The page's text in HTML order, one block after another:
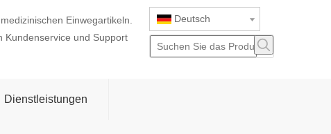
Einwegartikeln.
Kundenservice und Support
Deutsch
Dienstleistungen